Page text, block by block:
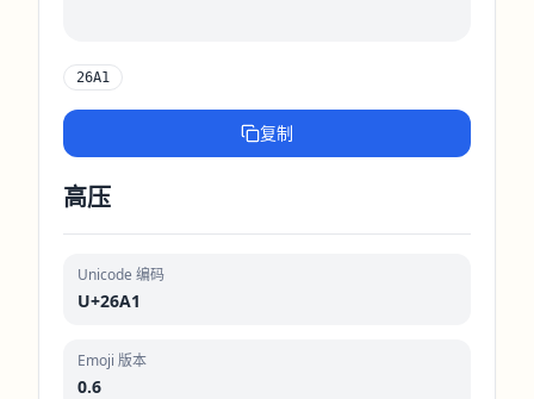
26A1
复制
高压
Unicode 编码
U+26A1
Emoji 版本
0.6